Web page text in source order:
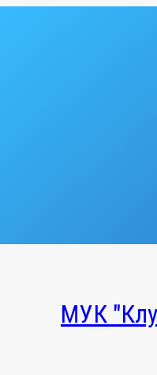
МУК